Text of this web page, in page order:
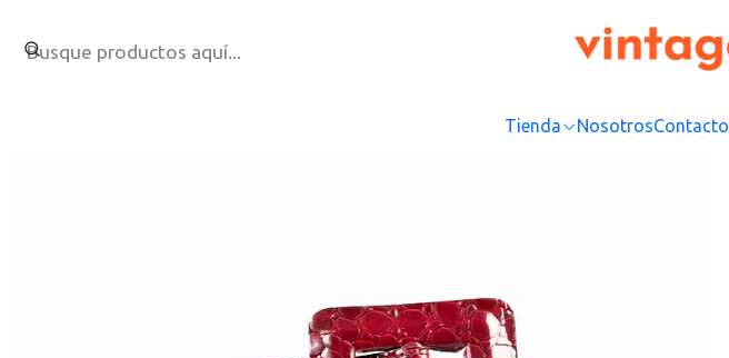
Tienda NosotrosContacto